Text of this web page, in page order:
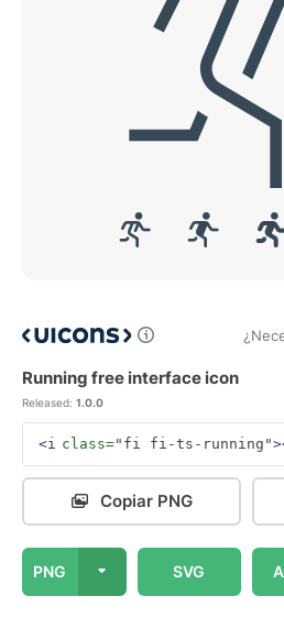
Running free interface icon
Released: 1.0.0
<i class="fi fi-ts-running"
Copiar PNG
PNG SVG